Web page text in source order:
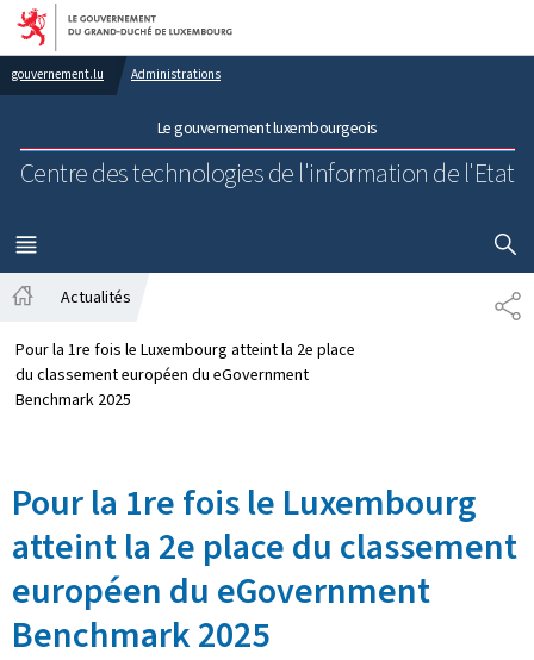
Aller au menu principal
Aller au contenu
gouvernement.lu Administrations
Le gouvernement luxembourgeois
Centre des technologies de l'information de l'Etat
MENU
PRINCIPAL
Actualités
Pour la 1re fois le Luxembourg atteint la 2e place
du classement européen du eGovernment
Benchmark 2025
Pour la 1re fois le Luxembourg
atteint la 2e place du classement
européen du eGovernment
Benchmark 2025